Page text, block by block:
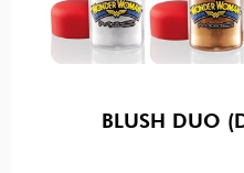
BLUSH DUO